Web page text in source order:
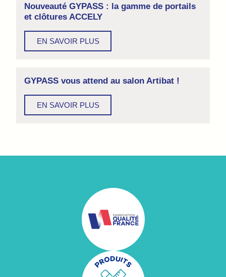
Nouveauté GYPASS : la gamme de portails
et clôtures ACCELY
EN SAVOIR PLUS
GYPASS vous attend au salon Artibat !
EN SAVOIR PLUS